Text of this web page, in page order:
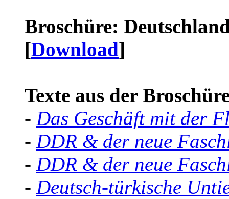
Broschüre:
[Download]
Texte aus der
- Das Geschäft mit der
- DDR & der neue
- DDR & der neue
- Deutsch-türkische